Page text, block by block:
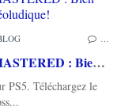
[TEST] THE LAST OF US PART II REMASTERED : Bien plus qu'un remaster pour ce chef d'oeuvre vidéoludique!
PS5. Téléchargez le